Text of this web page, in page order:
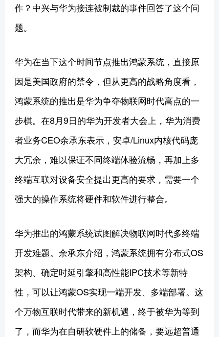
作？中兴与华为接连被制裁的事件回答了这个问
题。
华为在当下这个时间节点推出鸿蒙系统，直接原
因是美国政府的禁令，但从更高的战略角度看，
鸿蒙系统的推出是华为争夺物联网时代高点的一
步棋。在8月9日的华为开发者大会上，华为消费
者业务CEO余承东表示，安卓/Linux内核代码庞
大冗余，难以保证不同终端体验流畅，再加上多
终端互联对设备安全提出更高的要求，需要一个
强大的操作系统将硬件和软件进行整合。
华为推出的鸿蒙系统试图解决物联网时代多终端
开发难题。余承东介绍，鸿蒙系统拥有分布式OS
架构、确定时延引擎和高性能IPC技术等新特
性，可以让鸿蒙OS实现一端开发、多端部署。这
个万物互联时代带来的新机遇，终于被华为等到
了，而华为在自研软硬件上的储备，要远超普通